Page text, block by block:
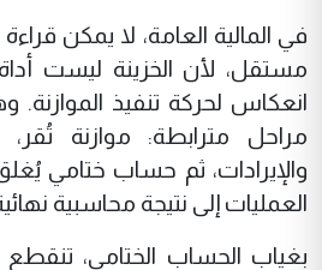
في المالية العامة، لا يمكن
مستقل، لأن الخزينة ليست
انعكاس لحركة تنفيذ الموازنة.
مراحل مترابطة: موازنة تُقر،
والإيرادات، ثم حساب ختامي
العمليات إلى نتيجة محاسبية
بغياب الحساب الختامي، تنقطع